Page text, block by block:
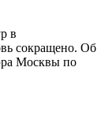
в
сокращено. Об
Москвы по